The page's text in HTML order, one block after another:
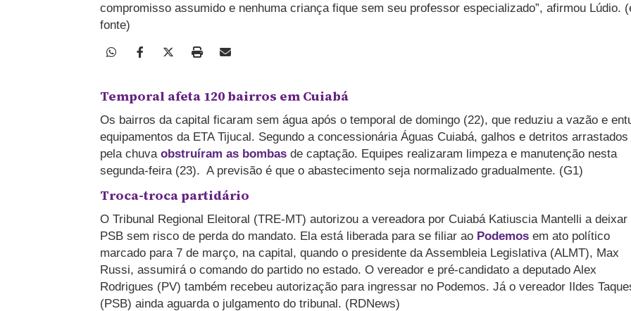
compromisso assumido e nenhuma criança fique sem seu professor especializado”, afirmou Lúdio.
fonte)
Temporal afeta 120 bairros em Cuiabá
Os bairros da capital ficaram sem água após o temporal de domingo (22), que reduziu a vazão e
equipamentos da ETA Tijucal. Segundo a concessionária Águas Cuiabá, galhos e detritos arrastados
pela chuvaobstruíram as bombas de captação. Equipes realizaram limpeza e manutenção nesta
segunda-feira (23). A previsão é que o abastecimento seja normalizado gradualmente. (G1)
Troca-troca partidário
O Tribunal Regional Eleitoral (TRE-MT) autorizou a vereadora por Cuiabá Katiuscia Mantelli a deixar
PSB sem risco de perda do mandato. Ela está liberada para se filiar ao Podemos em ato político
marcado para 7 de março, na capital, quando o presidente da Assembleia Legislativa (ALMT), Max
Russi, assumirá o comando do partido no estado. O vereador e pré-candidato a deputado Alex
Rodrigues (PV) também recebeu autorização para ingressar no Podemos. Já o vereador Ildes
(PSB) ainda aguarda o julgamento do tribunal. (RDNews)